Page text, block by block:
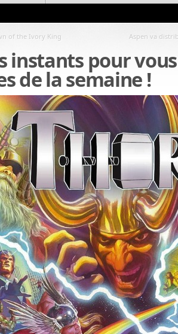
of the Ivory King Aspen va
instants pour
de la semaine !